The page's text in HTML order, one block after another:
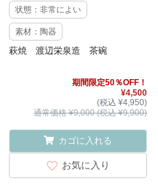
状態：非常によい
素材：陶器
萩焼 渡辺栄泉造 茶碗
期間限定50％OFF！
¥4,500
(税込 ¥4,950)
通常価格 ¥9,000 (税込 ¥9,900)
カゴに入れる
お気に入り